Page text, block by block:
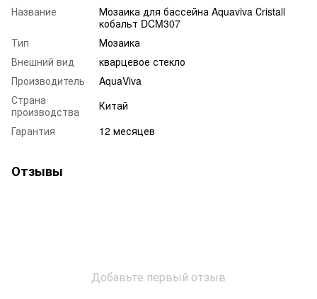
Название
Мозаика для бассейна Aquaviva Сristall
кобальт DCM307
Тип
Мозаика
Внешний вид
кварцевое стекло
Производитель
AquaViva
Страна
производства
Китай
Гарантия
12 месяцев
Отзывы
Добавьте первый отзыв